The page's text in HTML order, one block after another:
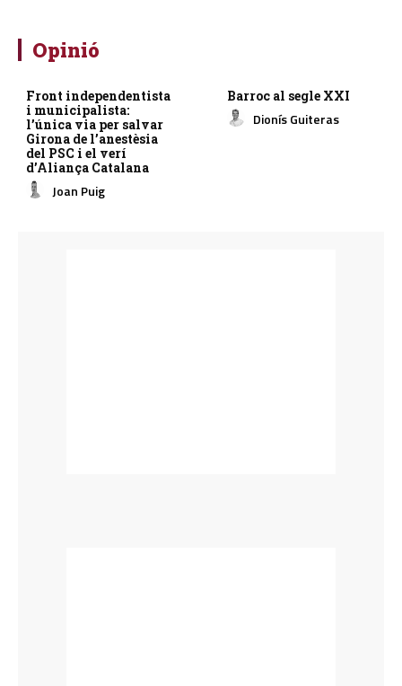
Opinió
Front independentista
i municipalista:
l’única via per salvar
Girona de l’anestèsia
del PSC i el verí
d’Aliança Catalana
Joan Puig
Barroc al segle XXI
Dionís Guiteras